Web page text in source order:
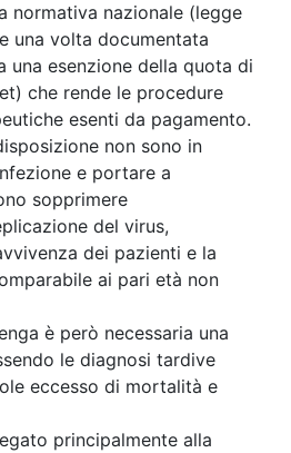
normativa nazionale (legge
una volta documentata
una esenzione della quota di
che rende le procedure
esenti da pagamento.
non sono in
e portare a
sopprimere
del virus,
dei pazienti e la
ai pari età non
è però necessaria una
le diagnosi tardive
eccesso di mortalità e
principalmente alla